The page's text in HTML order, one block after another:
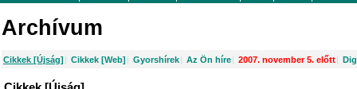
Archívum
Cikkek [Újság] | Cikkek [Web] | Gyorshírek| Az Ön híre| 2007. november 5. előtt|